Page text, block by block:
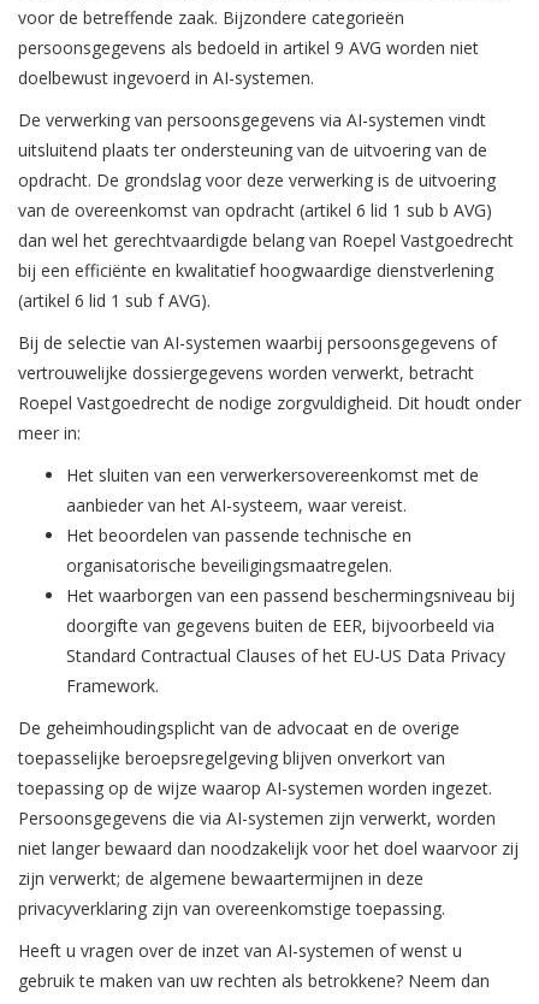
voor de betreffende zaak. Bijzondere categorieën
persoonsgegevens als bedoeld in artikel 9 AVG worden niet
doelbewust ingevoerd in AI-systemen.
De verwerking van persoonsgegevens via AI-systemen vindt
uitsluitend plaats ter ondersteuning van de uitvoering van de
opdracht. De grondslag voor deze verwerking is de uitvoering
van de overeenkomst van opdracht (artikel 6 lid 1 sub b AVG)
dan wel het gerechtvaardigde belang van Roepel Vastgoedrecht
bij een efficiënte en kwalitatief hoogwaardige dienstverlening
(artikel 6 lid 1 sub f AVG).
Bij de selectie van AI-systemen waarbij persoonsgegevens of
vertrouwelijke dossiergegevens worden verwerkt, betracht
Roepel Vastgoedrecht de nodige zorgvuldigheid. Dit houdt onder
meer in:
Het sluiten van een verwerkersovereenkomst met de
aanbieder van het AI-systeem, waar vereist.
Het beoordelen van passende technische en
organisatorische beveiligingsmaatregelen.
Het waarborgen van een passend beschermingsniveau bij
doorgifte van gegevens buiten de EER, bijvoorbeeld via
Standard Contractual Clauses of het EU-US Data Privacy
Framework.
De geheimhoudingsplicht van de advocaat en de overige
toepasselijke beroepsregelgeving blijven onverkort van
toepassing op de wijze waarop AI-systemen worden ingezet.
Persoonsgegevens die via AI-systemen zijn verwerkt, worden
niet langer bewaard dan noodzakelijk voor het doel waarvoor zij
zijn verwerkt; de algemene bewaartermijnen in deze
privacyverklaring zijn van overeenkomstige toepassing.
Heeft u vragen over de inzet van AI-systemen of wenst u
gebruik te maken van uw rechten als betrokkene? Neem dan